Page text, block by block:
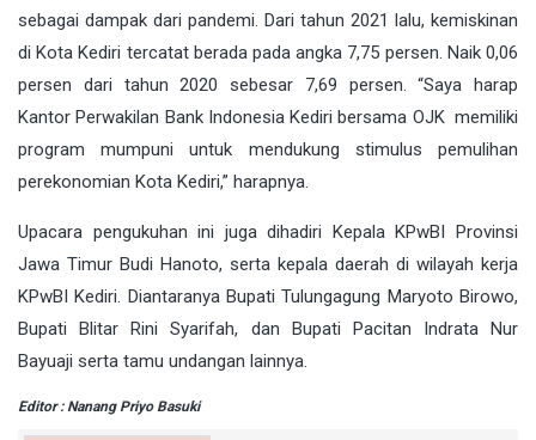
sebagai dampak dari pandemi. Dari tahun 2021 lalu, kemiskinan
di Kota Kediri tercatat berada pada angka 7,75 persen. Naik 0,06
persen dari tahun 2020 sebesar 7,69 persen. “Saya harap
Kantor Perwakilan Bank Indonesia Kediri bersama OJK memiliki
program mumpuni untuk mendukung stimulus pemulihan
perekonomian Kota Kediri,” harapnya.
Upacara pengukuhan ini juga dihadiri Kepala KPwBI Provinsi
Jawa Timur Budi Hanoto, serta kepala daerah di wilayah kerja
KPwBI Kediri. Diantaranya Bupati Tulungagung Maryoto Birowo,
Bupati Blitar Rini Syarifah, dan Bupati Pacitan Indrata Nur
Bayuaji serta tamu undangan lainnya.
Editor : Nanang Priyo Basuki